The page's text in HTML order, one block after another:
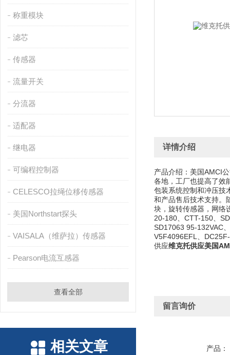
称重模块
滤芯
传感器
流量开关
分流器
适配器
继电器
可编程控制器
CELESCO拉绳位移传感器
美国Northstart探头
VAISALA（维萨拉）传感器
Pearson电流互感器
查看全部
相关文章
详情介绍
产品介绍：美国AMCI
各地，工厂也提高了效
包装系统控制和冲压技
和产品售后技术支持。
块，旋转传感器，网络
20-180、CTT-150、
SD17063 95-132VAC
V5F4096EFL、
供应维克托供应美国
留言询价
产品：